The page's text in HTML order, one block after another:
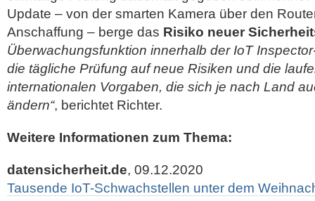
Update – von der smarten Kamera über den
Anschaffung – berge das Risiko neuer
Überwachungsfunktion innerhalb der IoT
die tägliche Prüfung auf neue Risiken und die
internationalen Vorgaben, die sich je nach Land
ändern“, berichtet Richter.
Weitere Informationen zum Thema:
datensicherheit.de, 09.12.2020
Tausende IoT-Schwachstellen unter dem